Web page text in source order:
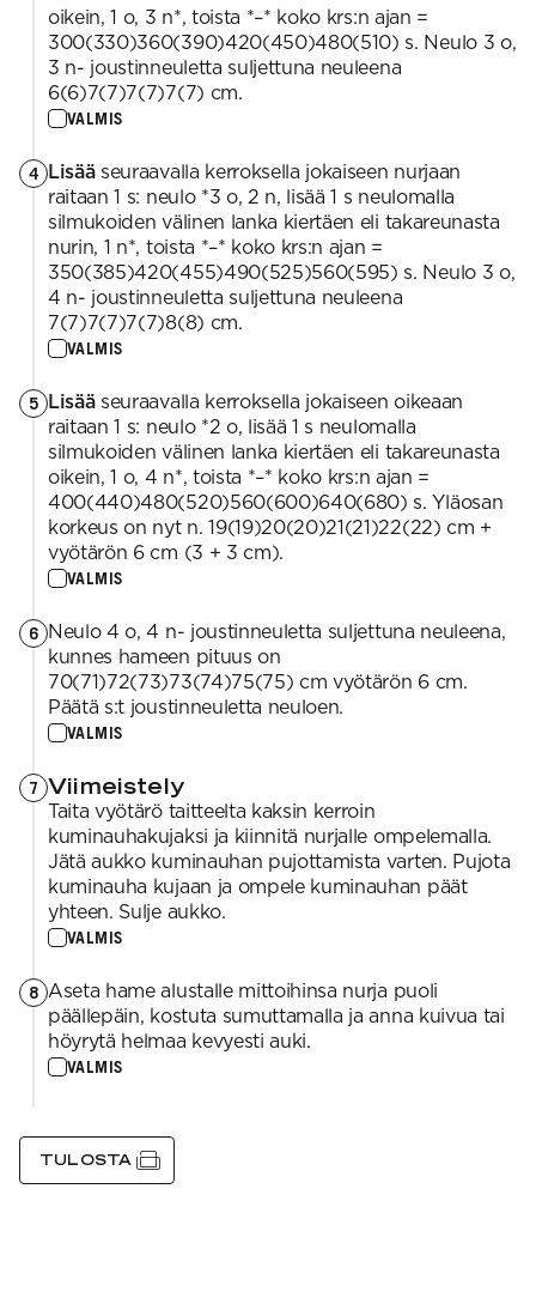
oikein, 1 o, 3 n*, toista *–* koko krs:n ajan =
300(330)360(390)420(450)480(510) s. Neulo 3 o,
3 n- joustinneuletta suljettuna neuleena
6(6)7(7)7(7)7(7) cm.
VALMIS
4 Lisääseuraavalla kerroksella jokaiseen nurjaan
raitaan 1 s: neulo *3 o, 2 n, lisää 1 s neulomalla
silmukoiden välinen lanka kiertäen eli takareunasta
nurin, 1 n*, toista *–* koko krs:n ajan =
350(385)420(455)490(525)560(595) s. Neulo 3 o,
4 n- joustinneuletta suljettuna neuleena
7(7)7(7)7(7)8(8) cm.
VALMIS
5 Lisääseuraavalla kerroksella jokaiseen oikeaan
raitaan 1 s: neulo *2 o, lisää 1 s neulomalla
silmukoiden välinen lanka kiertäen eli takareunasta
oikein, 1 o, 4 n*, toista *–* koko krs:n ajan =
400(440)480(520)560(600)640(680) s. Yläosan
korkeus on nyt n. 19(19)20(20)21(21)22(22) cm +
vyötärön 6 cm (3 + 3 cm).
VALMIS
6 Neulo 4 o, 4 n- joustinneuletta suljettuna neuleena,
kunnes hameen pituus on
70(71)72(73)73(74)75(75) cm vyötärön 6 cm.
Päätä s:t joustinneuletta neuloen.
VALMIS
7 Viimeistely
Taita vyötärö taitteelta kaksin kerroin
kuminauhakujaksi ja kiinnitä nurjalle ompelemalla.
Jätä aukko kuminauhan pujottamista varten. Pujota
kuminauha kujaan ja ompele kuminauhan päät
yhteen. Sulje aukko.
VALMIS
8 Aseta hame alustalle mittoihinsa nurja puoli
päällepäin, kostuta sumuttamalla ja anna kuivua tai
höyrytä helmaa kevyesti auki.
VALMIS
TULOSTA